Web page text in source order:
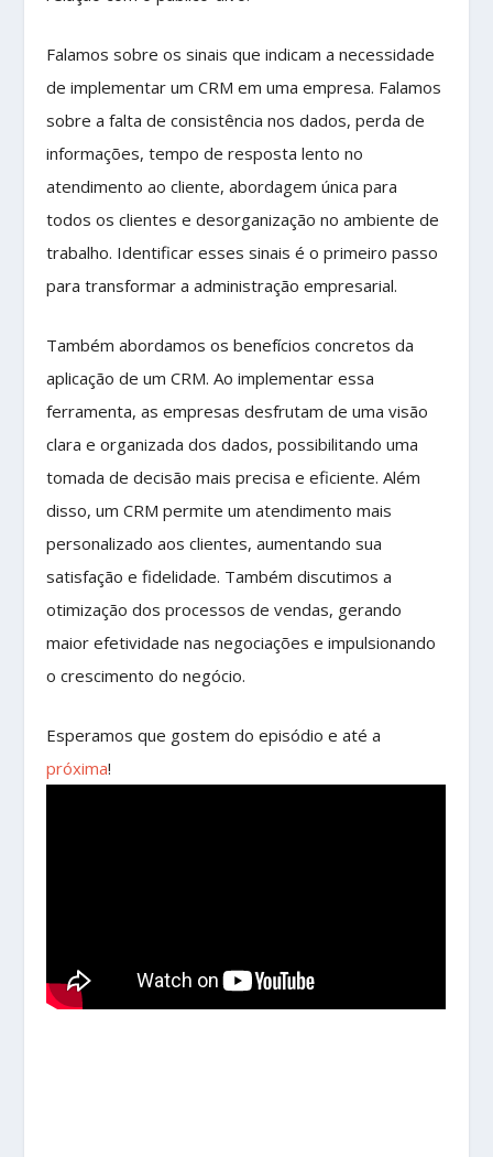
Falamos sobre os sinais que indicam a necessidade
de implementar um CRM em uma empresa. Falamos
sobre a falta de consistência nos dados, perda de
informações, tempo de resposta lento no
atendimento ao cliente, abordagem única para
todos os clientes e desorganização no ambiente de
trabalho. Identificar esses sinais é o primeiro passo
para transformar a administração empresarial.
Também abordamos os benefícios concretos da
aplicação de um CRM. Ao implementar essa
ferramenta, as empresas desfrutam de uma visão
clara e organizada dos dados, possibilitando uma
tomada de decisão mais precisa e eficiente. Além
disso, um CRM permite um atendimento mais
personalizado aos clientes, aumentando sua
satisfação e fidelidade. Também discutimos a
otimização dos processos de vendas, gerando
maior efetividade nas negociações e impulsionando
o crescimento do negócio.
Esperamos que gostem do episódio e até a
próxima!